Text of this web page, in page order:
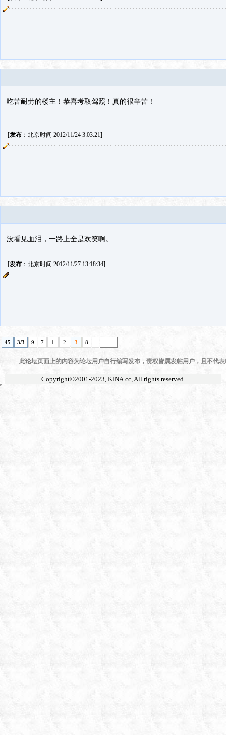
吃苦耐劳的楼主！恭喜考取驾照！真的很辛苦！
[发布：北京时间 2012/11/24 3:03:21]
没看见血泪，一路上全是欢笑啊。
[发布：北京时间 2012/11/27 13:18:34]
45 3/3 9 7 1 2 3 8 :
此论坛页面上的内容为论坛用户自行编写发布，责权皆属发帖用户，且不代
Copyright©2001-2023, KINA.cc, All rights reserved.